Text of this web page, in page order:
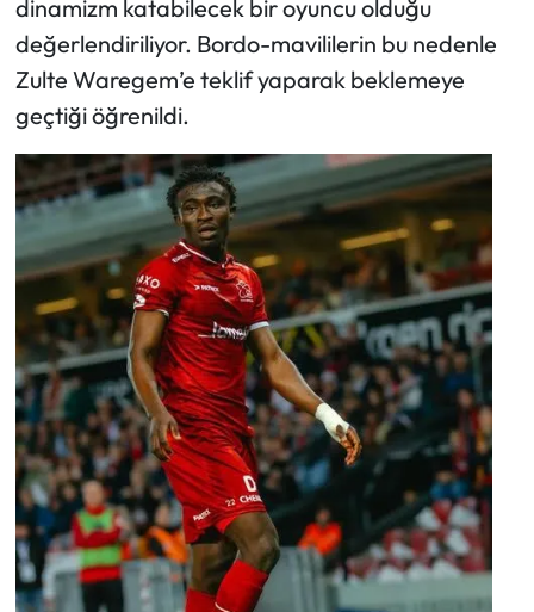
dinamizm katabilecek bir oyuncu olduğu
değerlendiriliyor. Bordo-mavililerin bu nedenle
Zulte Waregem’e teklif yaparak beklemeye
geçtiği öğrenildi.